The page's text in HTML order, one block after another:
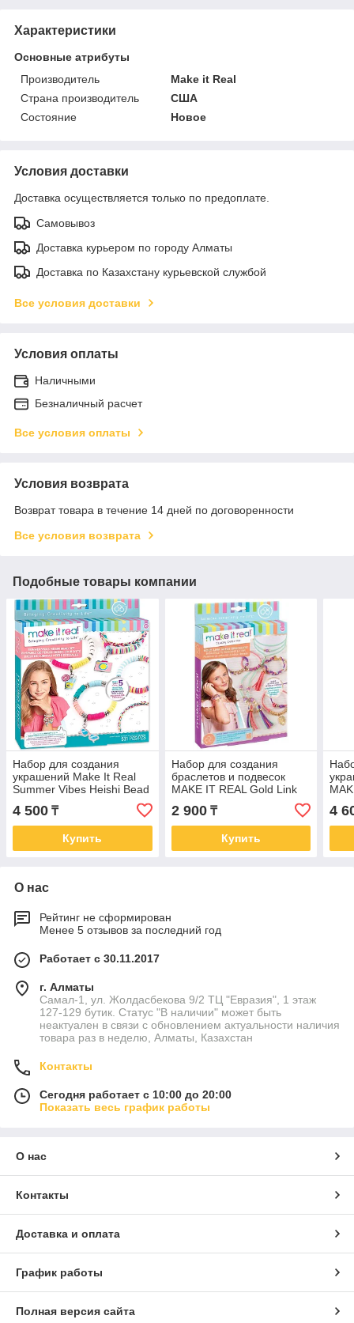
Характеристики
Основные атрибуты
Производитель
Make it Real
Страна производитель
США
Состояние
Новое
Условия доставки
Доставка осуществляется только по предоплате.
Самовывоз
Доставка курьером по городу Алматы
Доставка по Казахстану курьевской службой
Все условия доставки
Условия оплаты
Наличными
Безналичный расчет
Все условия оплаты
Условия возврата
Возврат товара в течение 14 дней по договоренности
Все условия возврата
Подобные товары компании
Набор для создания
украшений Make It Real
Summer Vibes Heishi Bead
Bracelets
4 500 ₸
Купить
Набор для создания
браслетов и подвесок
MAKE IT REAL Gold Link
Suede Bracelets
2 900₸
Купить
4
О нас
Рейтинг не сформирован
Менее 5 отзывов за последний год
Работает с 30.11.2017
г. Алматы
Самал-1, ул. Жолдасбекова 9/2 ТЦ "Евразия", 1 этаж
127-129 бутик. Статус "В наличии" может быть
неактуален в связи с обновлением актуальности наличия
товара раз в неделю, Алматы, Казахстан
Контакты
Сегодня работает с 10:00 до 20:00
Показать весь график работы
О нас
Контакты
Доставка и оплата
График работы
Полная версия сайта